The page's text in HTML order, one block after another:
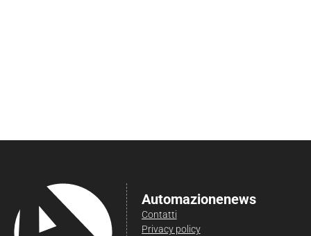
Automazionenews
Contatti
Privacy policy